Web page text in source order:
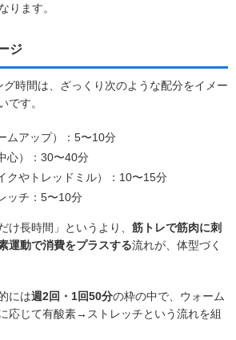
ります。
ジ
時間は、ざっくり次のような配分をイメー
です。
ムアップ）：5〜10分
心）：30〜40分
クやトレッドミル）：10〜15分
ッチ：5〜10分
け長時間」というより、 筋トレで筋肉に刺
運動で消費をプラスする流れが、体型づく
には週2回・1回50分の枠の中で、ウォーム
じて有酸素→ストレッチという流れを組